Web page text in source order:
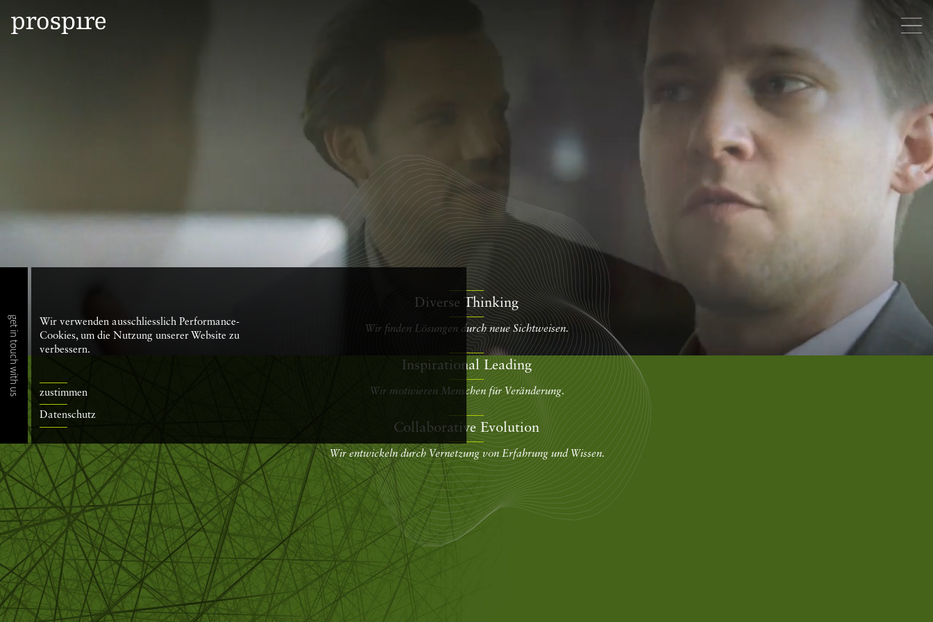
Diverse Thinking
Wir finden Lösungen durch neue Sichtweisen.
Inspirational Leading
Wir motivieren Menschen für Veränderung.
Collaborative Evolution
Wir entwickeln durch Vernetzung von Erfahrung und Wissen.
get in touch with us
Wir verwenden ausschliesslich Performance-
Cookies, um die Nutzung unserer Website zu
verbessern.
zustimmen
Datenschutz